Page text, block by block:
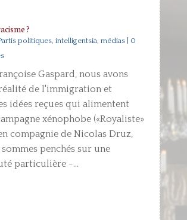
?
politiques, intelligentsia, médias| 0
Gaspard, nous avons
de l'immigration et
idées reçues qui alimentent
xénophobe («Royaliste»
compagnie de Nicolas Druz,
penchés sur une
particulière -...